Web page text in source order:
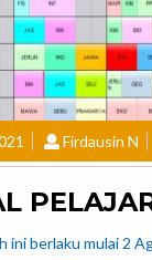
Firdausin N
ini berlaku mulai 2